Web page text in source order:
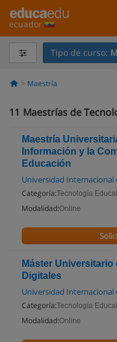
ecuador
Tipo de curso:
Maestría
11 Maestrías de
Maestría
Información y la
Educación
Universidad Internacional
Categoría:Tecnología
Modalidad:Online
Máster
Digitales
Universidad Internacional
Categoría:Tecnología
Modalidad:Online